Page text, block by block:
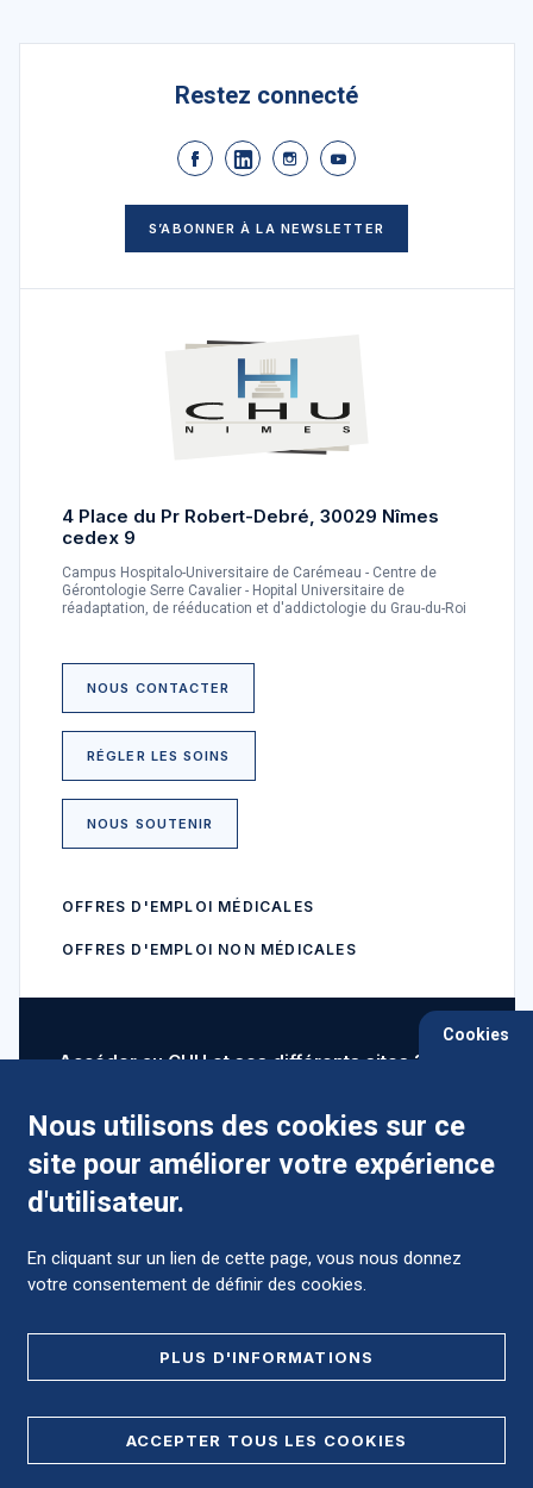
Restez connecté
S’ABONNER À LA NEWSLETTER
4 Place du Pr Robert-Debré, 30029 Nîmes
cedex 9
Campus Hospitalo-Universitaire de Carémeau - Centre de
Gérontologie Serre Cavalier - Hopital Universitaire de
réadaptation, de rééducation et d'addictologie du Grau-du-Roi
NOUS CONTACTER
RÉGLER LES SOINS
NOUS SOUTENIR
OFFRES D'EMPLOI MÉDICALES
OFFRES D'EMPLOI NON MÉDICALES
Accéder au CHU et ses différents sites ?
Comment préparer mon hospitalisation ?
Cookies
Nous utilisons des cookies sur ce
site pour améliorer votre expérience
d'utilisateur.
En cliquant sur un lien de cette page, vous nous donnez
votre consentement de définir des cookies.
PLUS D'INFORMATIONS
ACCEPTER TOUS LES COOKIES